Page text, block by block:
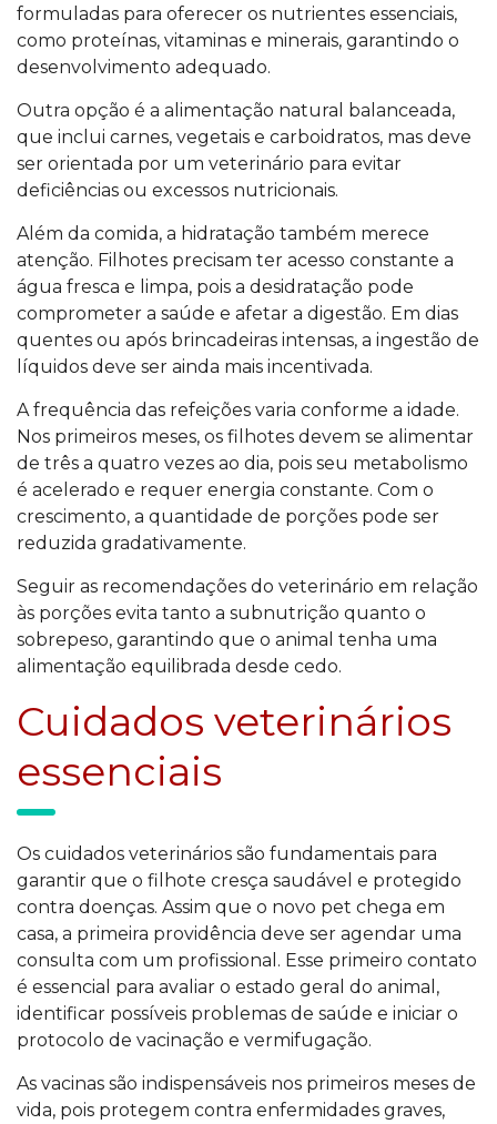
formuladas para oferecer os nutrientes essenciais,
como proteínas, vitaminas e minerais, garantindo o
desenvolvimento adequado.
Outra opção é a alimentação natural balanceada,
que inclui carnes, vegetais e carboidratos, mas deve
ser orientada por um veterinário para evitar
deficiências ou excessos nutricionais.
Além da comida, a hidratação também merece
atenção. Filhotes precisam ter acesso constante a
água fresca e limpa, pois a desidratação pode
comprometer a saúde e afetar a digestão. Em dias
quentes ou após brincadeiras intensas, a ingestão de
líquidos deve ser ainda mais incentivada.
A frequência das refeições varia conforme a idade.
Nos primeiros meses, os filhotes devem se alimentar
de três a quatro vezes ao dia, pois seu metabolismo
é acelerado e requer energia constante. Com o
crescimento, a quantidade de porções pode ser
reduzida gradativamente.
Seguir as recomendações do veterinário em relação
às porções evita tanto a subnutrição quanto o
sobrepeso, garantindo que o animal tenha uma
alimentação equilibrada desde cedo.
Cuidados veterinários
essenciais
Os cuidados veterinários são fundamentais para
garantir que o filhote cresça saudável e protegido
contra doenças. Assim que o novo pet chega em
casa, a primeira providência deve ser agendar uma
consulta com um profissional. Esse primeiro contato
é essencial para avaliar o estado geral do animal,
identificar possíveis problemas de saúde e iniciar o
protocolo de vacinação e vermifugação.
As vacinas são indispensáveis nos primeiros meses de
vida, pois protegem contra enfermidades graves,